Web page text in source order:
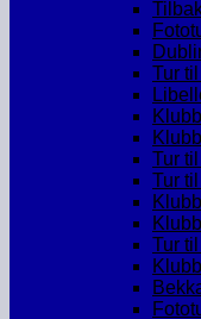
Tur til
Tur
Tur
Tur